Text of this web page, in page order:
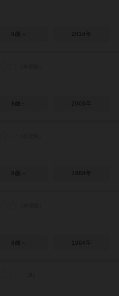
8歳～ 2016年
8歳～ 2006年
8歳～ 1988年
8歳～ 1994年